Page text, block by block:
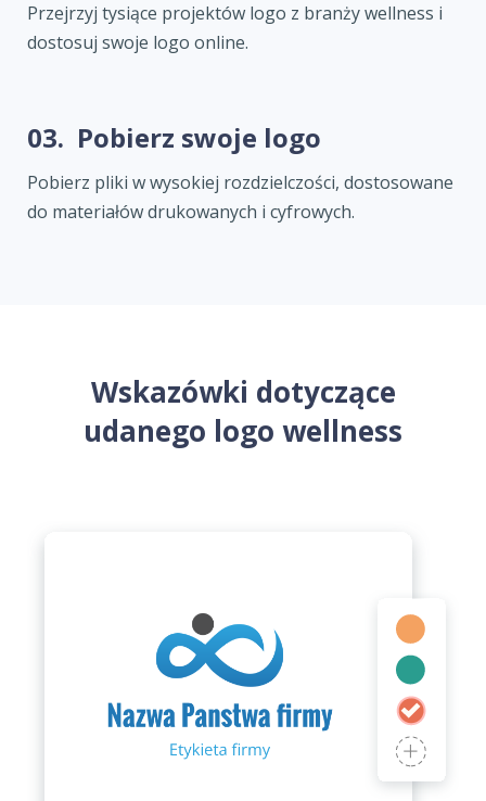
Przejrzyj tysiące projektów logo z branży wellness i
dostosuj swoje logo online.
03. Pobierz swoje logo
Pobierz pliki w wysokiej rozdzielczości, dostosowane
do materiałów drukowanych i cyfrowych.
Wskazówki dotyczące
udanego logo wellness